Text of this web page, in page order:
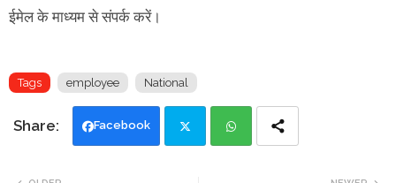
ईमेल के माध्यम से संपर्क करें।
Tags employee National
Facebook